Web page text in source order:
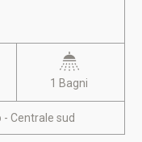
1 Bagni
Centrale sud